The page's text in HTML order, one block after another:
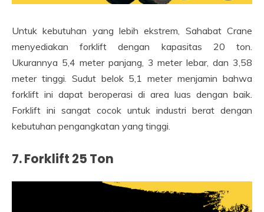
Untuk kebutuhan yang lebih ekstrem, Sahabat Crane
menyediakan forklift dengan kapasitas 20 ton.
Ukurannya 5,4 meter panjang, 3 meter lebar, dan 3,58
meter tinggi. Sudut belok 5,1 meter menjamin bahwa
forklift ini dapat beroperasi di area luas dengan baik.
Forklift ini sangat cocok untuk industri berat dengan
kebutuhan pengangkatan yang tinggi.
7. Forklift 25 Ton